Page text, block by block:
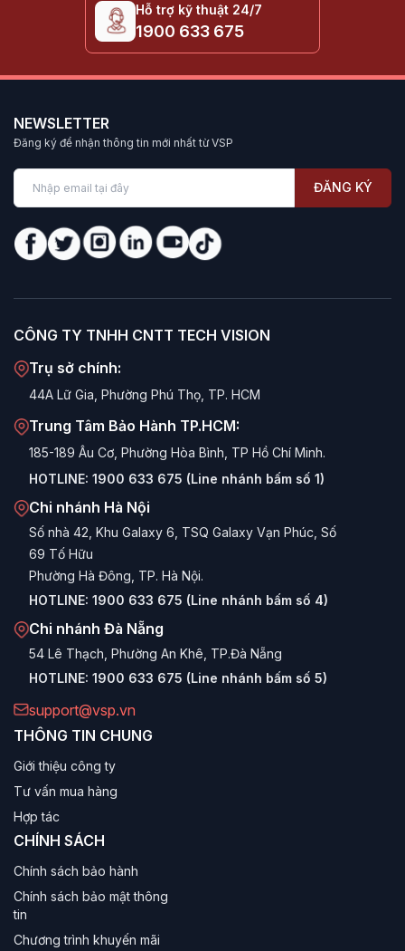
Hỗ trợ kỹ thuật 24/7
1900 633 675
NEWSLETTER
Đăng ký để nhận thông tin mới nhất từ VSP
ĐĂNG KÝ
CÔNG TY TNHH CNTT TECH VISION
Trụ sở chính:
44A Lữ Gia, Phường Phú Thọ, TP. HCM
Trung Tâm Bảo Hành TP.HCM:
185-189 Âu Cơ, Phường Hòa Bình, TP Hồ Chí Minh.
HOTLINE: 1900 633 675 (Line nhánh bấm số 1)
Chi nhánh Hà Nội
Số nhà 42, Khu Galaxy 6, TSQ Galaxy Vạn Phúc, Số
69 Tố Hữu
Phường Hà Đông, TP. Hà Nội.
HOTLINE: 1900 633 675 (Line nhánh bấm số 4)
Chi nhánh Đà Nẵng
54 Lê Thạch, Phường An Khê, TP.Đà Nẵng
HOTLINE: 1900 633 675 (Line nhánh bấm số 5)
support@vsp.vn
THÔNG TIN CHUNG
Giới thiệu công ty
Tư vấn mua hàng
Hợp tác
CHÍNH SÁCH
Chính sách bảo hành
Chính sách bảo mật thông
tin
Chương trình khuyến mãi